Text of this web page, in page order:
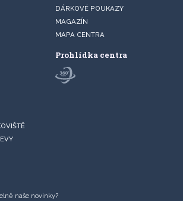
DÁRKOVÉ POUKAZY
MAGAZÍN
MAPA CENTRA
Prohlídka centra
naše novinky?